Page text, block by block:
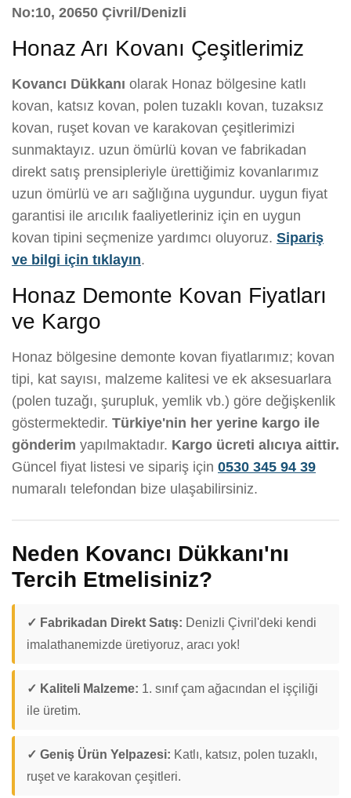
No:10, 20650 Çivril/Denizli
Honaz Arı Kovanı Çeşitlerimiz
Kovancı Dükkanı olarak Honaz bölgesine katlı
kovan, katsız kovan, polen tuzaklı kovan, tuzaksız
kovan, ruşet kovan ve karakovan çeşitlerimizi
sunmaktayız. uzun ömürlü kovan ve fabrikadan
direkt satış prensipleriyle ürettiğimiz kovanlarımız
uzun ömürlü ve arı sağlığına uygundur. uygun fiyat
garantisi ile arıcılık faaliyetleriniz için en uygun
kovan tipini seçmenize yardımcı oluyoruz. Sipariş
ve bilgi için tıklayın.
Honaz Demonte Kovan Fiyatları
ve Kargo
Honaz bölgesine demonte kovan fiyatlarımız; kovan
tipi, kat sayısı, malzeme kalitesi ve ek aksesuarlara
(polen tuzağı, şurupluk, yemlik vb.) göre değişkenlik
göstermektedir. Türkiye'nin her yerine kargo ile
gönderim yapılmaktadır. Kargo ücreti alıcıya aittir.
Güncel fiyat listesi ve sipariş için 0530 345 94 39
numaralı telefondan bize ulaşabilirsiniz.
Neden Kovancı Dükkanı'nı
Tercih Etmelisiniz?
✓ Fabrikadan Direkt Satış: Denizli Çivril'deki kendi
imalathanemizde üretiyoruz, aracı yok!
✓ Kaliteli Malzeme: 1. sınıf çam ağacından el işçiliği
ile üretim.
✓ Geniş Ürün Yelpazesi: Katlı, katsız, polen tuzaklı,
ruşet ve karakovan çeşitleri.